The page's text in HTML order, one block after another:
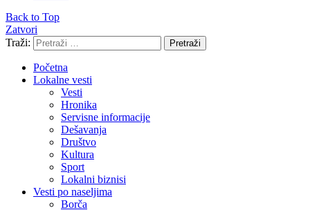
Back to Top
Zatvori
Traži:
Pretraži
Početna
Lokalne vesti
Vesti
Hronika
Servisne informacije
Dešavanja
Društvo
Kultura
Sport
Lokalni biznisi
Vesti po naseljima
Borča